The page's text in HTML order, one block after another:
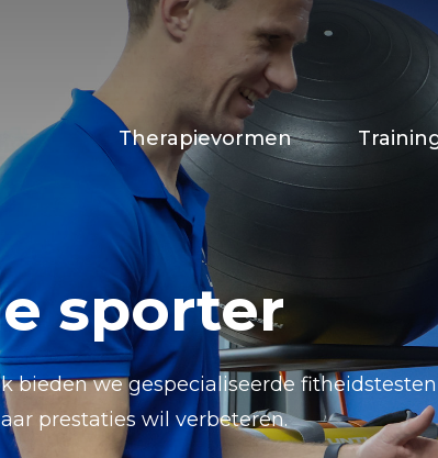
Therapievormen
sporter
bieden we gespecialiseerde
prestaties wil verbeteren.